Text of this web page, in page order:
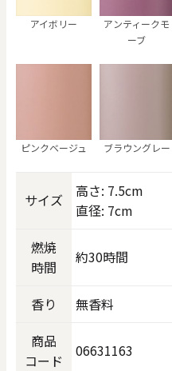
アイボリー
アンティークモ
ーブ
ピンクベージュ ブラウングレー
サイズ
高さ: 7.5cm
直径: 7cm
燃焼
時間
約30時間
香り
無香料
商品
コード
06631163